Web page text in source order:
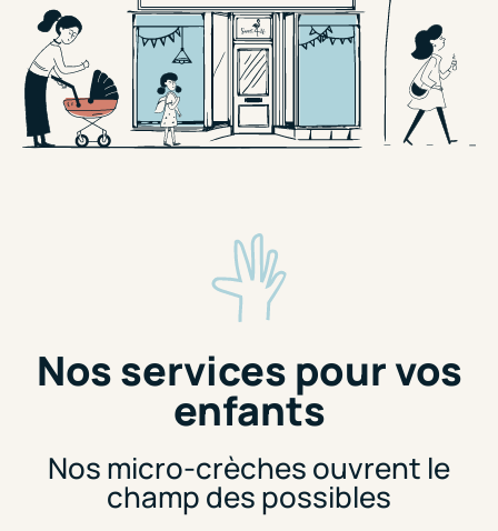
Nos services pour vos
enfants
Nos micro-crèches ouvrent le
champ des possibles